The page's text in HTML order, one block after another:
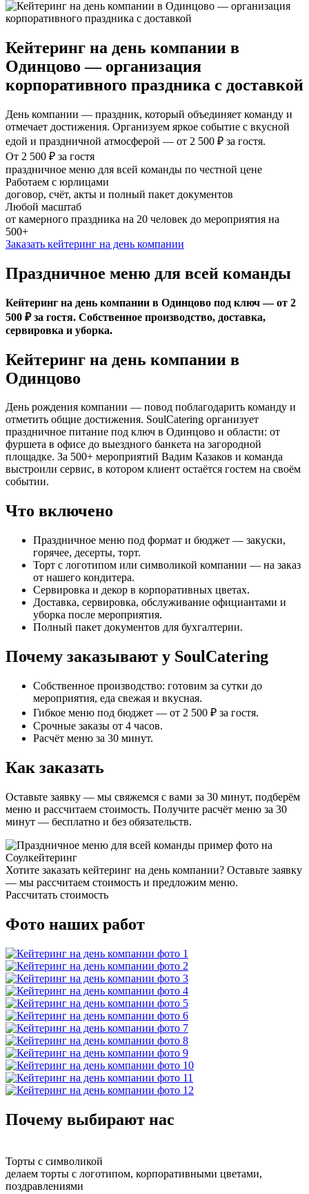
Кейтеринг на день компании в
Одинцово — организация
корпоративного праздника с доставкой
День компании — праздник, который объединяет команду и
отмечает достижения. Организуем яркое событие с вкусной
едой и праздничной атмосферой — от 2 500 ₽ за гостя.
От 2 500 ₽ за гостя
праздничное меню для всей команды по честной цене
Работаем с юрлицами
договор, счёт, акты и полный пакет документов
Любой масштаб
от камерного праздника на 20 человек до мероприятия на
500+
Заказать кейтеринг на день компании
Праздничное меню для всей команды
Кейтеринг на день компании в Одинцово под ключ — от 2
500 ₽ за гостя. Собственное производство, доставка,
сервировка и уборка.
Кейтеринг на день компании в
Одинцово
День рождения компании — повод поблагодарить команду и
отметить общие достижения. SoulCatering организует
праздничное питание под ключ в Одинцово и области: от
фуршета в офисе до выездного банкета на загородной
площадке. За 500+ мероприятий Вадим Казаков и команда
выстроили сервис, в котором клиент остаётся гостем на своём
событии.
Что включено
Праздничное меню под формат и бюджет — закуски,
горячее, десерты, торт.
Торт с логотипом или символикой компании — на заказ
от нашего кондитера.
Сервировка и декор в корпоративных цветах.
Доставка, сервировка, обслуживание официантами и
уборка после мероприятия.
Полный пакет документов для бухгалтерии.
Почему заказывают у SoulCatering
Собственное производство: готовим за сутки до
мероприятия, еда свежая и вкусная.
Гибкое меню под бюджет — от 2 500 ₽ за гостя.
Срочные заказы от 4 часов.
Расчёт меню за 30 минут.
Как заказать
Оставьте заявку — мы свяжемся с вами за 30 минут, подберём
меню и рассчитаем стоимость. Получите расчёт меню за 30
минут — бесплатно и без обязательств.
Хотите заказать кейтеринг на день компании? Оставьте заявку
— мы рассчитаем стоимость и предложим меню.
Рассчитать стоимость
Фото наших работ
Почему выбирают нас
Торты с символикой
делаем торты с логотипом, корпоративными цветами,
поздравлениями